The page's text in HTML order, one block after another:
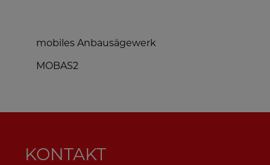
mobiles Anbausägewerk
MOBAS2
KONTAKT